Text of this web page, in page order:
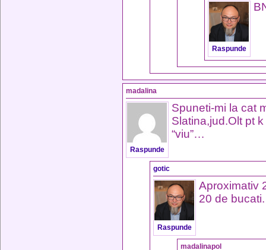
Raspunde
madalina
Raspunde
Spuneti-mi la cat
Slatina,jud.Olt pt
“viu”…
gotic
Raspunde
Aproximativ
20 de bucati.
madalinapol